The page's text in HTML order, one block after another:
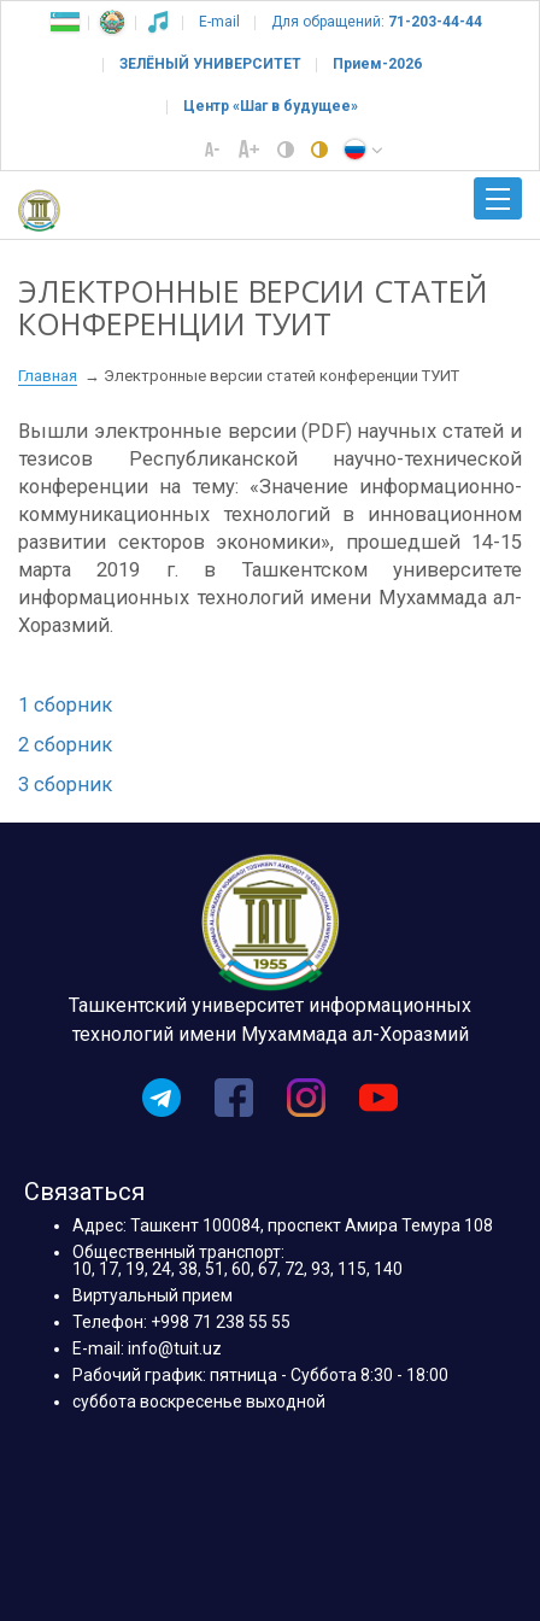
E-mail Для обращений: 71-203-44-44
ЗЕЛЁНЫЙ УНИВЕРСИТЕТ Прием-2026
Центр «Шаг в будущее»
ЭЛЕКТРОННЫЕ ВЕРСИИ СТАТЕЙ
КОНФЕРЕНЦИИ ТУИТ
Главная Электронные версии статей конференции ТУИТ
Вышли электронные версии (PDF) научных статей и
тезисов Республиканской научно-технической
конференции на тему: «Значение информационно-
коммуникационных технологий в инновационном
развитии секторов экономики», прошедшей 14-15
марта 2019 г. в Ташкентском университете
информационных технологий имени Мухаммада ал-
Хоразмий.
1 сборник
2 сборник
3 сборник
Ташкентский университет информационных
технологий имени Мухаммада ал-Хоразмий
Связаться
Адрес: Ташкент 100084, проспект Амира Темура 108
Общественный транспорт:
10, 17, 19, 24, 38, 51, 60, 67, 72, 93, 115, 140
Виртуальный прием
Телефон: +998 71 238 55 55
E-mail: info@tuit.uz
Рабочий график: пятница - Суббота 8:30 - 18:00
суббота воскресенье выходной